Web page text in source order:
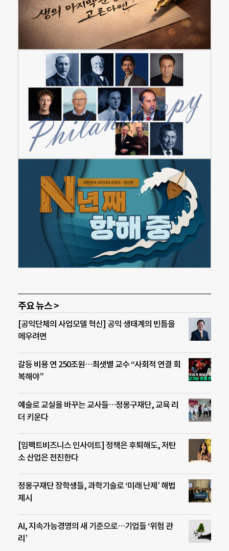
주요 뉴스 >
[공익단체의 사업모델 혁신] 공익 생태계의 빈틈을
메우려면
갈등 비용 연 250조원…최샛별 교수 “사회적 연결 회
복해야”
예술로 교실을 바꾸는 교사들…정몽구재단, 교육 리
더 키운다
[임팩트비즈니스 인사이트] 정책은 후퇴해도, 저탄
소 산업은 전진한다
정몽구재단 장학생들, 과학기술로 ‘미래 난제’ 해법
제시
AI, 지속가능경영의 새 기준으로…기업들 ‘위험 관
리’